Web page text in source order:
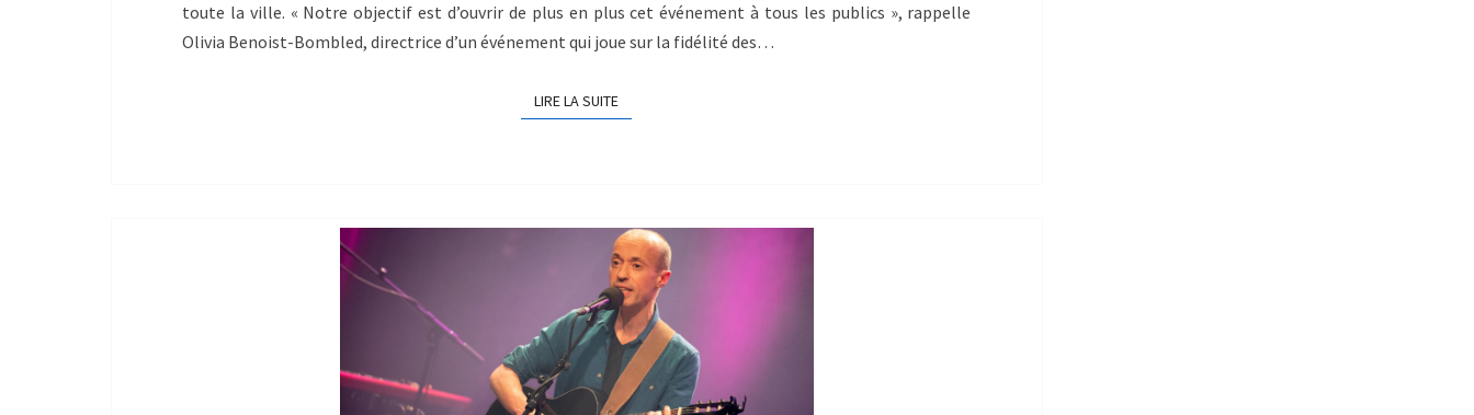
toute la ville. « Notre objectif est d’ouvrir de plus en plus cet événement à tous les publics », rappelle
Olivia Benoist-Bombled, directrice d’un événement qui joue sur la fidélité des…
LIRE LA SUITE